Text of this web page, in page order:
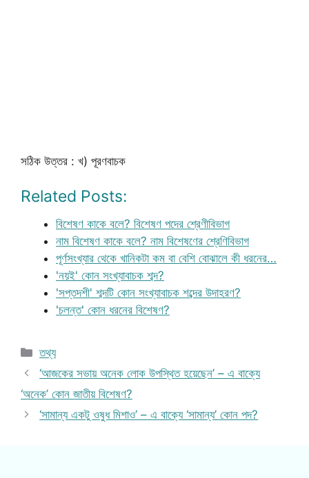
সঠিক উত্তর : খ) পূরণবাচক
Related Posts:
বিশেষণ কাকে বলে? বিশেষণ পদের শ্রেণীবিভাগ
নাম বিশেষণ কাকে বলে? নাম বিশেষণের শ্রেণিবিভাগ
পূর্ণসংখ্যার থেকে খানিকটা কম বা বেশি বোঝালে কী ধরনের…
'নয়ই' কোন সংখ্যাবাচক শব্দ?
'সপ্তদশী' শব্দটি কোন সংখ্যাবাচক শব্দের উদাহরণ?
'চলন্ত' কোন ধরনের বিশেষণ?
Categories
তথ্য
‘আজকের সভায় অনেক লোক উপস্থিত হয়েছেন’ – এ বাক্যে
‘অনেক’ কোন জাতীয় বিশেষণ?
‘সামান্য একটু ওষুধ মিশাও’ – এ বাক্যে ‘সামান্য’ কোন পদ?